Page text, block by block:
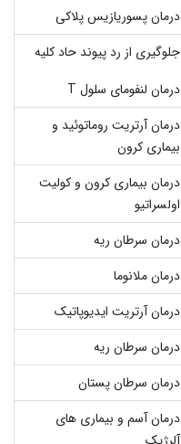
درمان پسوریازیس پلاکی
جلوگیری از رد پیوند حاد کلیه
درمان لنفومای سلول T
درمان آرتریت روماتوئید و
بیماری کرون
درمان بیماری کرون و کولیت
اولسراتیو
درمان سرطان ریه
درمان ملانوما
درمان آرتریت ایدیوپاتیک
درمان سرطان ریه
درمان سرطان پستان
درمان آسم و بیماری های